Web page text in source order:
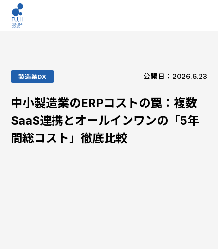
製造業DX 公開日：2026.6.23
中小製造業のERPコストの罠：複数
SaaS連携とオールインワンの「5年
間総コスト」徹底比較